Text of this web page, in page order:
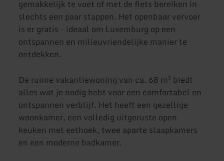
gemakkelijk te voet of met de fiets bereiken in
slechts een paar stappen. Het openbaar vervoer
is er gratis - ideaal om Luxemburg op een
ontspannen en milieuvriendelijke manier te
ontdekken.
De ruime vakantiewoning van ca. 68 m² biedt
alles wat je nodig hebt voor een comfortabel en
ontspannen verblijf. Het heeft een gezellige
woonkamer, een volledig uitgeruste open
keuken met eethoek, twee aparte slaapkamers
en een moderne badkamer.